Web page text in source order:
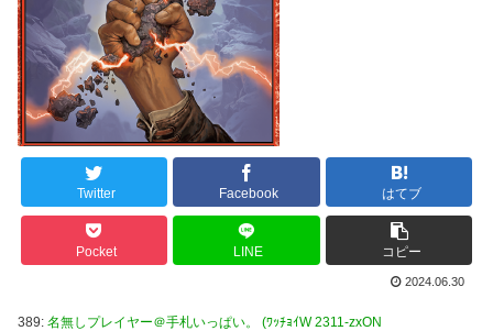
Twitter Facebook はてブ
Pocket LINE コピー
2024.06.30
389: 名無しプレイヤー＠手札いっぱい。 (ﾜｯﾁｮｲW 2311-zxON